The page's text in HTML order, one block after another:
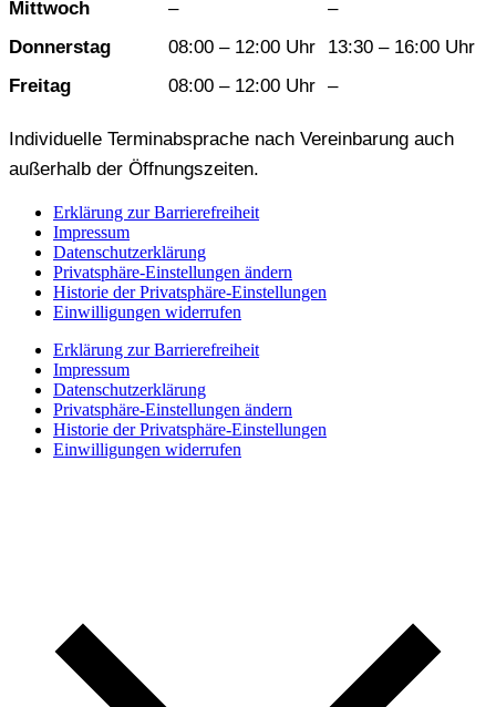
Mittwoch –
–
Donnerstag
08:00 – 12:00 Uhr
13:30 – 16:00 Uhr
Freitag
08:00 – 12:00 Uhr –
Individuelle Terminabsprache nach Vereinbarung auch
außerhalb der Öffnungszeiten.
Erklärung zur Barrierefreiheit
Impressum
Datenschutzerklärung
Privatsphäre-Einstellungen ändern
Historie der Privatsphäre-Einstellungen
Einwilligungen widerrufen
Erklärung zur Barrierefreiheit
Impressum
Datenschutzerklärung
Privatsphäre-Einstellungen ändern
Historie der Privatsphäre-Einstellungen
Einwilligungen widerrufen